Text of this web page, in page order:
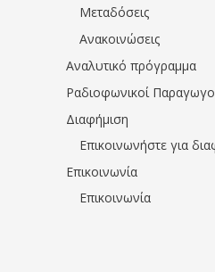
Μεταδόσεις
Ανακοινώσεις
Αναλυτικό πρόγραμμα
Ραδιοφωνικοί
Διαφήμιση
Επικοινωνήστε για
Επικοινωνία
Επικοινωνία